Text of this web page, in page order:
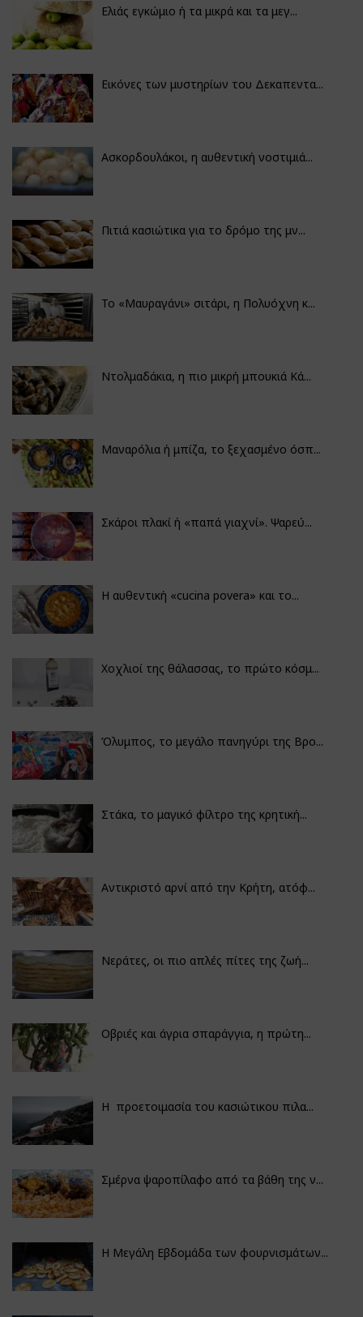
Ελιάς εγκώμιο ή τα μικρά και τα μεγ...
Εικόνες των μυστηρίων του Δεκαπεντα...
Ασκορδουλάκοι, η αυθεντική νοστιμιά...
Πιτιά κασιώτικα για το δρόμο της μν...
Το «Μαυραγάνι» σιτάρι, η Πολυόχνη κ...
Ντολμαδάκια, η πιο μικρή μπουκιά Κά...
Μαναρόλια ή μπίζα, το ξεχασμένο όσπ...
Σκάροι πλακί ή «παπά γιαχνί». Ψαρεύ...
Η αυθεντική «cucina povera» και το...
Χοχλιοί της θάλασσας, το πρώτο κόσμ...
Όλυμπος, το μεγάλο πανηγύρι της Βρο...
Στάκα, το μαγικό φίλτρο της κρητική...
Αντικριστό αρνί από την Κρήτη, ατόφ...
Νεράτες, οι πιο απλές πίτες της ζωή...
Οβριές και άγρια σπαράγγια, η πρώτη...
Η προετοιμασία του κασιώτικου πιλα...
Σμέρνα ψαροπίλαφο από τα βάθη της ν...
Η Μεγάλη Εβδομάδα των φουρνισμάτων...